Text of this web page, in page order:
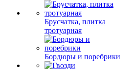
Брусчатка, плитка
тротуарная
Бордюры и поребрики